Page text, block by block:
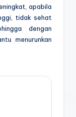
apabila
tidak sehat
dengan
menurunkan